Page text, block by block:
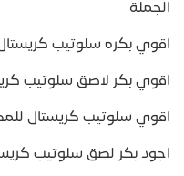
الجملة
اقوي بكره سلوتيب
اقوي بكر لاصق سلوتيب
اقوي سلوتيب كريستال
اجود بكر لصق سلوتيب